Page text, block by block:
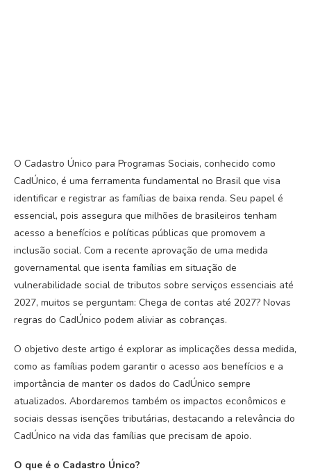
O Cadastro Único para Programas Sociais, conhecido como
CadÚnico, é uma ferramenta fundamental no Brasil que visa
identificar e registrar as famílias de baixa renda. Seu papel é
essencial, pois assegura que milhões de brasileiros tenham
acesso a benefícios e políticas públicas que promovem a
inclusão social. Com a recente aprovação de uma medida
governamental que isenta famílias em situação de
vulnerabilidade social de tributos sobre serviços essenciais até
2027, muitos se perguntam: Chega de contas até 2027? Novas
regras do CadÚnico podem aliviar as cobranças.
O objetivo deste artigo é explorar as implicações dessa medida,
como as famílias podem garantir o acesso aos benefícios e a
importância de manter os dados do CadÚnico sempre
atualizados. Abordaremos também os impactos econômicos e
sociais dessas isenções tributárias, destacando a relevância do
CadÚnico na vida das famílias que precisam de apoio.
O que é o Cadastro Único?